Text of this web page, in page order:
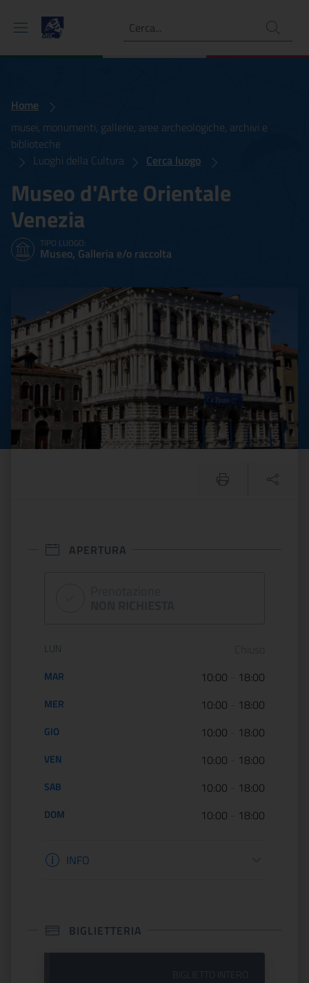
Ricerca
Home
musei, monumenti, gallerie, aree archeologiche, archivi e
biblioteche
Luoghi della Cultura
Cerca luogo
Museo d'Arte Orientale
Venezia
TIPO LUOGO:
Museo, Galleria e/o raccolta
Museo d'Arte Orientale
APERTURA
Orario di apertura:
LUN
MAR 10:00 18:00
MER 10:00 18:00
GIO 10:00 18:00
VEN 10:00 18:00
SAB 10:00 18:00
DOM 10:00 18:00
Informazioni apertura
INFO
BIGLIETTERIA